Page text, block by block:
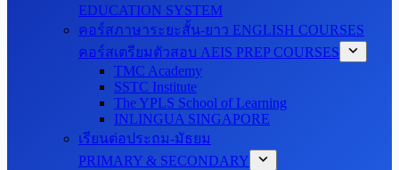
EDUCATION SYSTEM
คอร์สภาษาระยะสั้น-ยาว ENGLISH COURSES
คอร์สเตรียมตัวสอบ AEIS PREP COURSES
TMC Academy
SSTC Institute
The YPLS School of Learning
INLINGUA SINGAPORE
เรียนต่อประถม-มัธยม
PRIMARY & SECONDARY